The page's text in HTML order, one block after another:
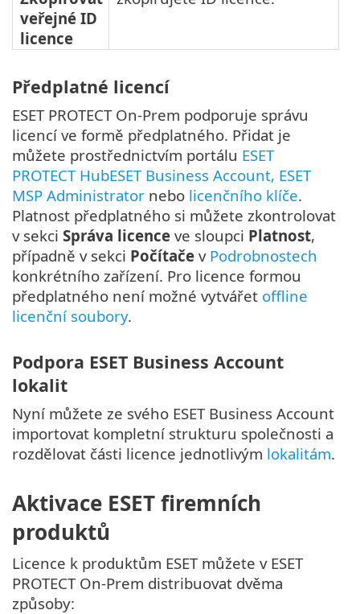
veřejné ID
licence
Předplatné licencí
ESET PROTECT On-Prem podporuje správu
licencí ve formě předplatného. Přidat je
můžete prostřednictvím portálu ESET
PROTECT HubESET Business Account, ESET
MSP Administrator nebo licenčního klíče.
Platnost předplatného si můžete zkontrolovat
v sekci Správa licence ve sloupci Platnost,
případně v sekci Počítače v Podrobnostech
konkrétního zařízení. Pro licence formou
předplatného není možné vytvářet offline
licenční soubory.
Podpora ESET Business Account
lokalit
Nyní můžete ze svého ESET Business Account
importovat kompletní strukturu společnosti a
rozdělovat části licence jednotlivým lokalitám.
Aktivace ESET firemních
produktů
Licence k produktům ESET můžete v ESET
PROTECT On-Prem distribuovat dvěma
způsoby: